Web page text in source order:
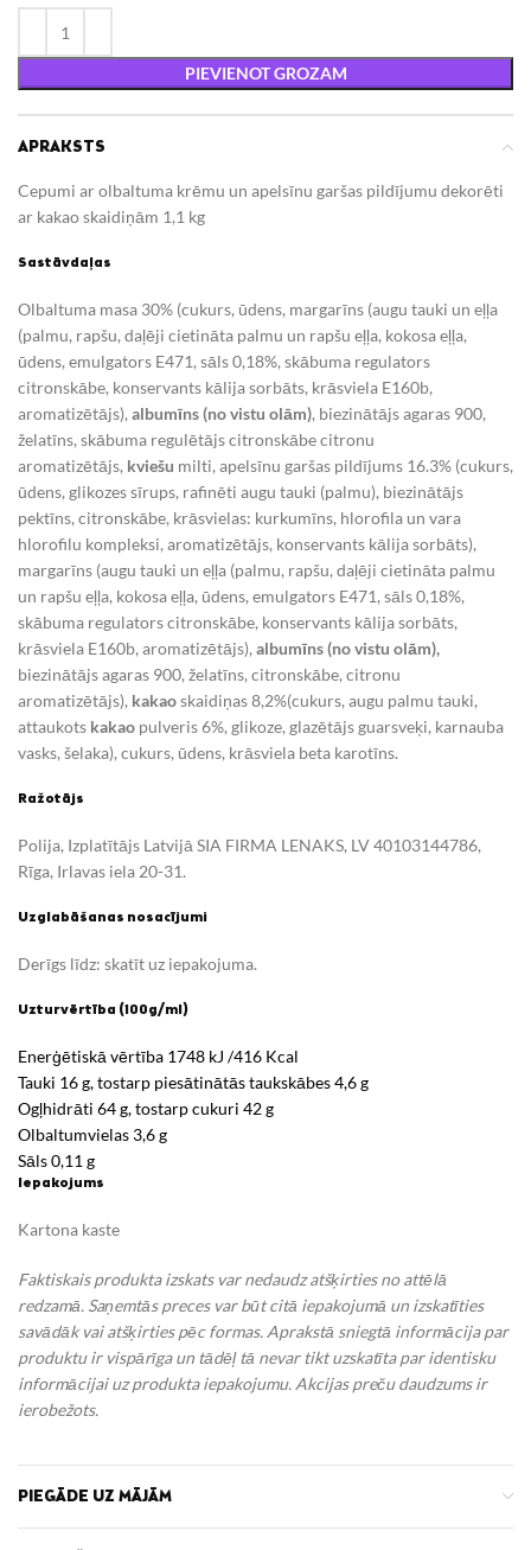
PIEVIENOT GROZAM
APRAKSTS
Cepumi ar olbaltuma krēmu un apelsīnu garšas pildījumu dekorēti
ar kakao skaidiņām 1,1 kg
Sastāvdaļas
Olbaltuma masa 30% (cukurs, ūdens, margarīns (augu tauki un eļļa
(palmu, rapšu, daļēji cietināta palmu un rapšu eļļa, kokosa eļļa,
ūdens, emulgators E471, sāls 0,18%, skābuma regulators
citronskābe, konservants kālija sorbāts, krāsviela E160b,
aromatizētājs), albumīns (no vistu olām), biezinātājs agaras 900,
želatīns, skābuma regulētājs citronskābe citronu
aromatizētājs, kviešu milti, apelsīnu garšas pildījums 16.3% (cukurs,
ūdens, glikozes sīrups, rafinēti augu tauki (palmu), biezinātājs
pektīns, citronskābe, krāsvielas: kurkumīns, hlorofila un vara
hlorofilu kompleksi, aromatizētājs, konservants kālija sorbāts),
margarīns (augu tauki un eļļa (palmu, rapšu, daļēji cietināta palmu
un rapšu eļļa, kokosa eļļa, ūdens, emulgators E471, sāls 0,18%,
skābuma regulators citronskābe, konservants kālija sorbāts,
krāsviela E160b, aromatizētājs), albumīns (no vistu olām),
biezinātājs agaras 900, želatīns, citronskābe, citronu
aromatizētājs), kakaoskaidiņas 8,2%(cukurs, augu palmu tauki,
attaukots kakao pulveris 6%, glikoze, glazētājs guarsveķi, karnauba
vasks, šelaka), cukurs, ūdens, krāsviela beta karotīns.
Ražotājs
Polija, Izplatītājs Latvijā SIA FIRMA LENAKS, LV 40103144786,
Rīga, Irlavas iela 20-31.
Uzglabāšanas nosacījumi
Derīgs līdz: skatīt uz iepakojuma.
Uzturvērtība (100g/ml)
Enerģētiskā vērtība 1748 kJ /416 Kcal
Tauki 16 g, tostarp piesātinātās taukskābes 4,6 g
Ogļhidrāti 64 g, tostarp cukuri 42 g
Olbaltumvielas 3,6 g
Sāls 0,11 g
Iepakojums
Kartona kaste
Faktiskais produkta izskats var nedaudz atšķirties no attēlā
redzamā. Saņemtās preces var būt citā iepakojumā un izskatīties
savādāk vai atšķirties pēc formas. Aprakstā sniegtā informācija par
produktu ir vispārīga un tādēļ tā nevar tikt uzskatīta par identisku
informācijai uz produkta iepakojumu. Akcijas preču daudzums ir
ierobežots.
PIEGĀDE UZ MĀJĀM